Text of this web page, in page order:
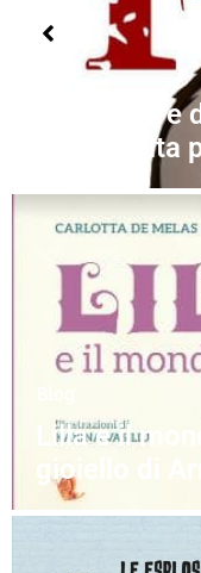
F.5,
prima volta
Lilla e il
gioiello di